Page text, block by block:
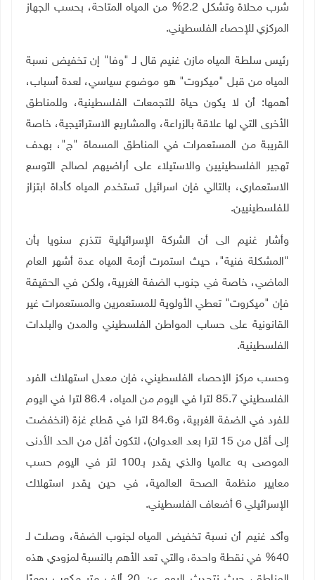
شرب محلاة وتشكل 2.2% من المياه المتاحة، بحسب الجهاز
المركزي للإحصاء الفلسطيني.
رئيس سلطة المياه مازن غنيم قال لـ "وفا" إن تخفيض نسبة
المياه من قبل "ميكروت" هو موضوع سياسي، لعدة أسباب،
أهمها: أن لا يكون حياة للتجمعات الفلسطينية، وللمناطق
الأخرى التي لها علاقة بالزراعة، والمشاريع الاستراتيجية، خاصة
القريبة من المستعمرات في المناطق المسماة "ج"، بهدف
تهجير الفلسطينيين والاستيلاء على أراضيهم لصالح التوسع
الاستعماري، بالتالي فإن اسرائيل تستخدم المياه كأداة ابتزاز
للفلسطينيين.
وأشار غنيم الى أن الشركة الإسرائيلية تتذرع سنويا بأن
"المشكلة فنية"، حيث استمرت أزمة المياه عدة أشهر العام
الماضي، خاصة في جنوب الضفة الغربية، ولكن في الحقيقة
فإن "ميكروت" تعطي الأولوية للمستعمرين والمستعمرات غير
القانونية على حساب المواطن الفلسطيني والمدن والبلدات
الفلسطينية.
وحسب مركز الإحصاء الفلسطيني، فإن معدل استهلاك الفرد
الفلسطيني 85.7 لترا في اليوم من المياه، 86.4 لترا في اليوم
للفرد في الضفة الغربية، و84.6 لترا في قطاع غزة (انخفضت
إلى أقل من 15 لترا بعد العدوان)، لتكون أقل من الحد الأدنى
الموصى به عالميا والذي يقدر بـ100 لتر في اليوم حسب
معايير منظمة الصحة العالمية، في حين يقدر استهلاك
الإسرائيلي 6 أضعاف الفلسطيني.
وأكد غنيم أن نسبة تخفيض المياه لجنوب الضفة، وصلت لـ
40% في نقطة واحدة، والتي تعد الأهم بالنسبة لمزودي هذه